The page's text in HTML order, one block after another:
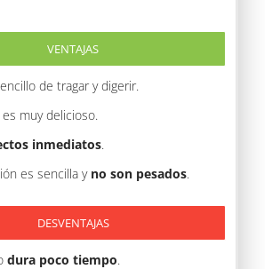
VENTAJAS
de tragar y digerir.
muy delicioso.
inmediatos.
es sencilla y no son pesados.
DESVENTAJAS
dura poco tiempo.